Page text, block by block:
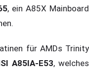
, ein A85X Mainboard
für AMDs Trinity
A85IA-E53, welches